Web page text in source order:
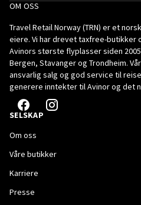
OM OSS
Travel Retail Norway (TRN) er et
eiere. Vi har drevet taxfree-butikker
Avinors største flyplasser siden
Bergen, Stavanger og Trondheim.
ansvarlig salg og god service til
generere inntekter til Avinor og det
SELSKAP
Om oss
Våre butikker
Karriere
Presse